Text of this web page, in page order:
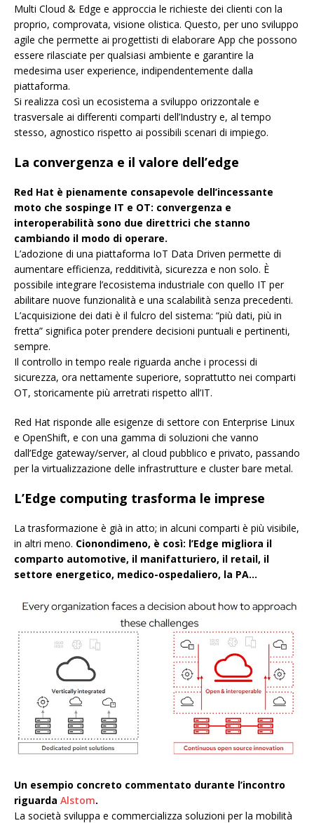
Multi Cloud & Edge e approccia le richieste dei clienti con la
proprio, comprovata, visione olistica. Questo, per uno sviluppo
agile che permette ai progettisti di elaborare App che possono
essere rilasciate per qualsiasi ambiente e garantire la
medesima user experience, indipendentemente dalla
piattaforma.
Si realizza così un ecosistema a sviluppo orizzontale e
trasversale ai differenti comparti dell’Industry e, al tempo
stesso, agnostico rispetto ai possibili scenari di impiego.
La convergenza e il valore dell’edge
Red Hat è pienamente consapevole dell’incessante
moto che sospinge IT e OT: convergenza e
interoperabilità sono due direttrici che stanno
cambiando il modo di operare.
L’adozione di una piattaforma IoT Data Driven permette di
aumentare efficienza, redditività, sicurezza e non solo. È
possibile integrare l’ecosistema industriale con quello IT per
abilitare nuove funzionalità e una scalabilità senza precedenti.
L’acquisizione dei dati è il fulcro del sistema: “più dati, più in
fretta” significa poter prendere decisioni puntuali e pertinenti,
sempre.
Il controllo in tempo reale riguarda anche i processi di
sicurezza, ora nettamente superiore, soprattutto nei comparti
OT, storicamente più arretrati rispetto all’IT.
Red Hat risponde alle esigenze di settore con Enterprise Linux
e OpenShift, e con una gamma di soluzioni che vanno
dall’Edge gateway/server, al cloud pubblico e privato, passando
per la virtualizzazione delle infrastrutture e cluster bare metal.
L’Edge computing trasforma le imprese
La trasformazione è già in atto; in alcuni comparti è più visibile,
in altri meno. Cionondimeno, è così: l’Edge migliora il
comparto automotive, il manifatturiero, il retail, il
settore energetico, medico-ospedaliero, la PA…
Un esempio concreto commentato durante l’incontro
riguarda Alstom.
La società sviluppa e commercializza soluzioni per la mobilità